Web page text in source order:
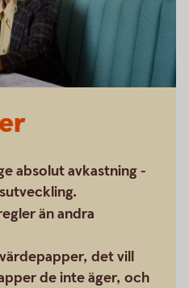
absolut avkastning -
än andra
det vill
de inte äger, och